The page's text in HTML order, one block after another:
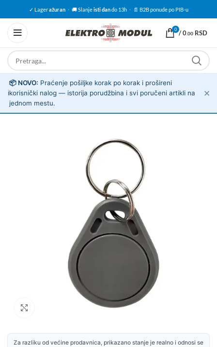
✓ Lageražuran · 🚚 Slanjeisti dando 13h · 📄 B2B ponude po PIB-u
0 /0.00 RSD
ℹ️
📦 NOVO: Praćenje pošiljke korak po korak i prošireni
korisnički nalog — istorija porudžbina i svi poručeni artikli na
jednom mestu.
✕
Za razliku od većine prodavnica, prikazano stanje je realno i odnosi se